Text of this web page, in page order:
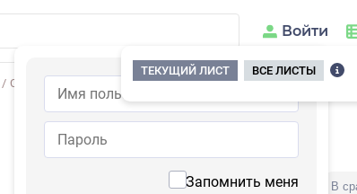
Войти
Запомнить меня
ТЕКУЩИЙ ЛИСТ
ВСЕ ЛИСТЫ
/ С2000-КДЛ
В